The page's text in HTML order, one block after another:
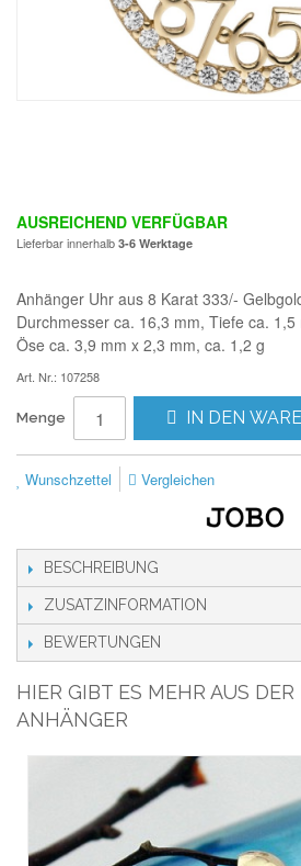
AUSREICHEND VERFÜGBAR
Lieferbar innerhalb 3-6 Werktage
Anhänger Uhr aus 8 Karat 333/-
Durchmesser ca. 16,3 mm, Tiefe ca.
Öse ca. 3,9 mm x 2,3 mm, ca. 1,2 g
Art. Nr.: 107258
Menge IN DEN
Wunschzettel Vergleichen
BESCHREIBUNG
ZUSATZINFORMATION
BEWERTUNGEN
HIER GIBT ES MEHR AUS DER
ANHÄNGER